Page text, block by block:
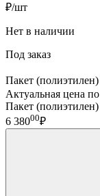
₽/шт
Нет в наличии
Под заказ
Пакет
Актуальная цена
Пакет
6 38000₽